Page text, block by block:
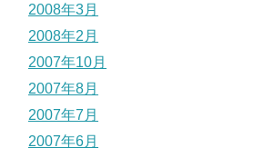
2008年3月
2008年2月
2007年10月
2007年8月
2007年7月
2007年6月